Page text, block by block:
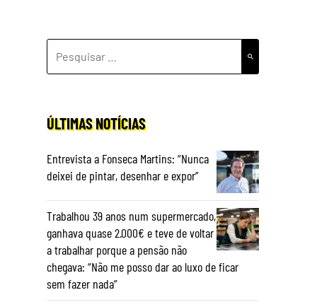
POR:
ÚLTIMAS NOTÍCIAS
Entrevista a Fonseca Martins: “Nunca
deixei de pintar, desenhar e expor”
Trabalhou 39 anos num supermercado,
ganhava quase 2.000€ e teve de voltar
a trabalhar porque a pensão não
chegava: “Não me posso dar ao luxo de ficar
sem fazer nada”